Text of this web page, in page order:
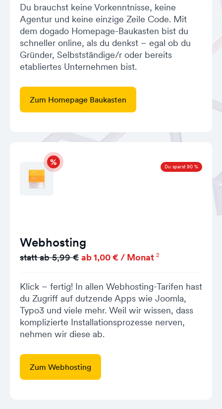
Du brauchst keine Vorkenntnisse, keine
Agentur und keine einzige Zeile Code. Mit
dem dogado Homepage-Baukasten bist du
schneller online, als du denkst – egal ob du
Gründer, Selbstständige/r oder bereits
etabliertes Unternehmen bist.
Zum Homepage Baukasten
Du sparst 90 %
Webhosting
statt ab 5,99 € ab 1,00 € / Monat 2
Klick – fertig! In allen Webhosting-Tarifen hast
du Zugriff auf dutzende Apps wie Joomla,
Typo3 und viele mehr. Weil wir wissen, dass
komplizierte Installationsprozesse nerven,
nehmen wir diese ab.
Zum Webhosting